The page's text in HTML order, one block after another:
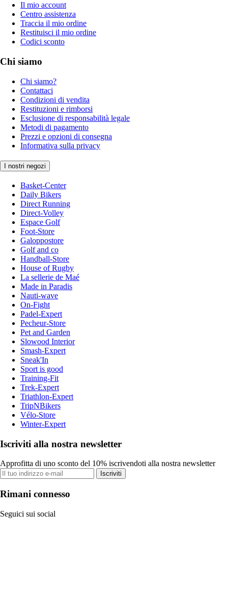
Il mio account
Centro assistenza
Traccia il mio ordine
Restituisci il mio ordine
Codici sconto
Chi siamo
Chi siamo?
Contattaci
Condizioni di vendita
Restituzioni e rimborsi
Esclusione di responsabilità legale
Metodi di pagamento
Prezzi e opzioni di consegna
Informativa sulla privacy
I nostri negozi
Basket-Center
Daily Bikers
Direct Running
Direct-Volley
Espace Golf
Foot-Store
Galoppostore
Golf and co
Handball-Store
House of Rugby
La sellerie de Maé
Made in Paradis
Nauti-wave
On-Fight
Padel-Expert
Pecheur-Store
Pet and Garden
Slowood Interior
Smash-Expert
Sneak'In
Sport is good
Training-Fit
Trek-Expert
Triathlon-Expert
TripNBikers
Vélo-Store
Winter-Expert
Iscriviti alla nostra newsletter
Approfitta di uno sconto del 10% iscrivendoti alla nostra newsletter
Iscriviti
Rimani connesso
Seguici sui social